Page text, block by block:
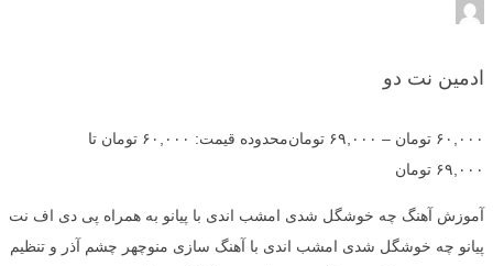
ادمین نت دو
۶۰,۰۰۰ تومان – ۶۹,۰۰۰ تومان
محدوده قیمت: ۶۰,۰۰۰ تومان تا
۶۹,۰۰۰ تومان
آموزش آهنگ چه خوشگل شدی امشب اندی با پیانو به همراه پی دی اف نت
پیانو چه خوشگل شدی امشب اندی با آهنگ سازی منوچهر چشم آذر و تنظیم